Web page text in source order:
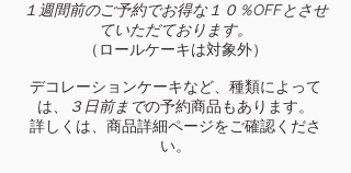
１週間前のご予約でお得な１０％OFFとさせ
ていただております。
（ロールケーキは対象外）​
デコレーションケーキなど、種類によって
は、
３日前までの予約商品もあります。
詳しくは、商品詳細ページをご確認くださ
い。